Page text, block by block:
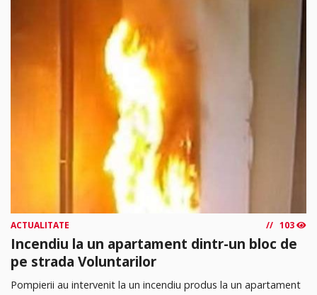
ACTUALITATE 103
Incendiu la un apartament dintr-un bloc de
pe strada Voluntarilor
Pompierii au intervenit la un incendiu produs la un apartament